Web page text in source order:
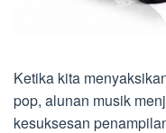
Ketika kita
pop, alunan musik
kesuksesan